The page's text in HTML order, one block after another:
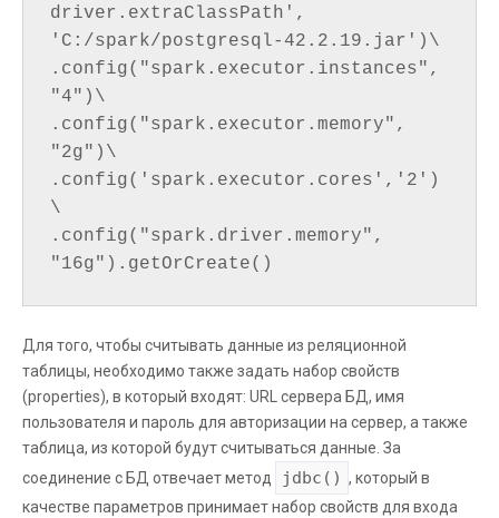
driver.extraClassPath',
'C:/spark/postgresql-42.2.19.jar')\
.config("spark.executor.instances",
"4")\
.config("spark.executor.memory",
"2g")\
.config('spark.executor.cores','2')
\
.config("spark.driver.memory",
"16g").getOrCreate()
Для того, чтобы считывать данные из реляционной
таблицы, необходимо также задать набор свойств
(properties), в который входят: URL сервера БД, имя
пользователя и пароль для авторизации на сервер, а также
таблица, из которой будут считываться данные. За
соединение с БД отвечает метод
jdbc() , который в
качестве параметров принимает набор свойств для входа